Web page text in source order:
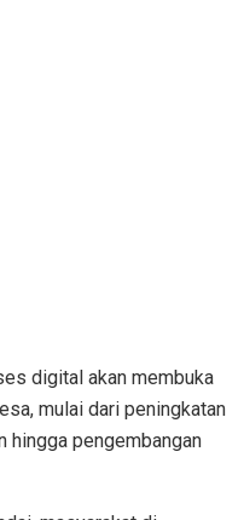
digital akan membuka
mulai dari peningkatan
hingga pengembangan